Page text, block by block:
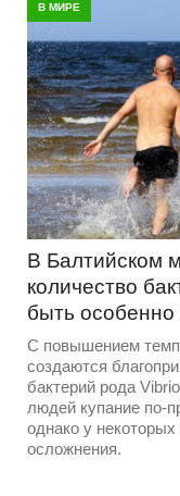
В МИРЕ
В Балтийском
количество
быть
С повышением
создаются
бактерий рода
людей купание по-
однако у
осложнения.